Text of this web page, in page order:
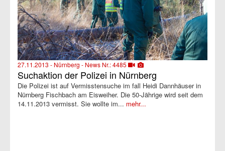
27.11.2013 - Nürnberg - News Nr.: 4485
Suchaktion der Polizei in Nürnberg
Die Polizei ist auf Vermisstensuche im fall Heidi Dannhäuser in
Nürnberg Fischbach am Eisweiher. Die 50-Jährige wird seit dem
14.11.2013 vermisst. Sie wollte im... mehr...